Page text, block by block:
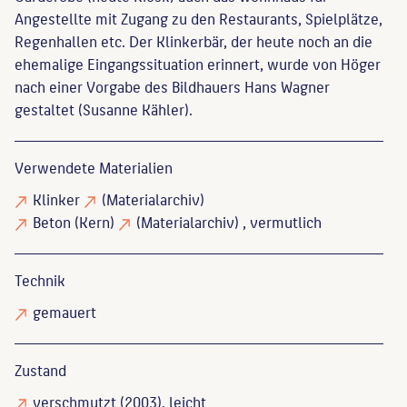
Angestellte mit Zugang zu den Restaurants, Spielplätze,
Regenhallen etc. Der Klinkerbär, der heute noch an die
ehemalige Eingangssituation erinnert, wurde von Höger
nach einer Vorgabe des Bildhauers Hans Wagner
gestaltet (Susanne Kähler).
Verwendete Materialien
Klinker
(Materialarchiv)
Beton (Kern) (Materialarchiv) , vermutlich
Technik
gemauert
Zustand
verschmutzt(2003), leicht